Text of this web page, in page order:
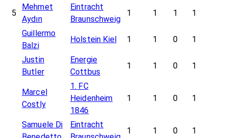
5
Mehmet
Aydın
Eintracht
Braunschweig
1 1 1 1
Guillermo
Balzi
Holstein Kiel 1 1 0 1
Justin
Butler
Energie
Cottbus
1 1 0 1
Marcel
Costly
1. FC
Heidenheim
1846
1 1 0 1
Samuele Di
Eintracht
1 1 0 1